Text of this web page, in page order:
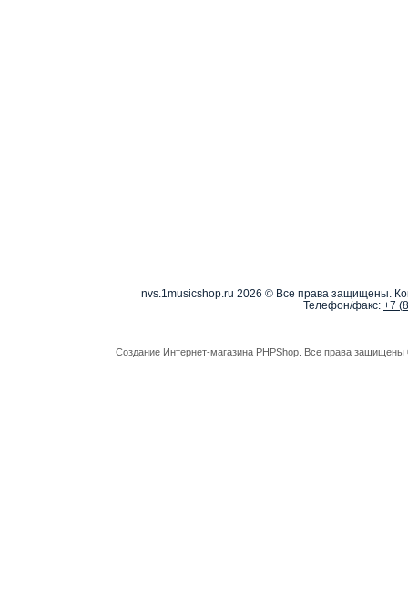
nvs.1musicshop.ru 2026 © Все права защищены.
Телефон/факс: +7
Создание Интернет-магазина PHPShop . Все права защищены